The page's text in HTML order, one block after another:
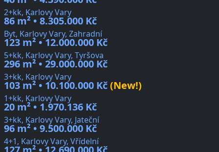
2+kk, Karlovy Vary
86 m² • 8.305.000 Kč
Byt, Karlovy Vary, Zahradní
123 m² • 12.000.000 Kč
5+kk, Karlovy Vary, Tyršova
296 m² • 29.000.000 Kč
3+kk, Karlovy Vary
103 m² • 10.100.000 Kč(New!)
1+kk, Karlovy Vary
20 m² • 1.970.136 Kč
3+kk, Karlovy Vary, Jateční
96 m² • 9.500.000 Kč
4+1, Karlovy Vary, Vřídelní